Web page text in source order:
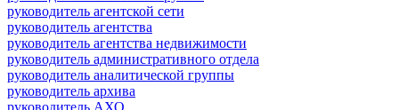
руководитель агентской сети
руководитель агентства
руководитель агентства недвижимости
руководитель административного отдела
руководитель аналитической группы
руководитель архива
руководитель АХО